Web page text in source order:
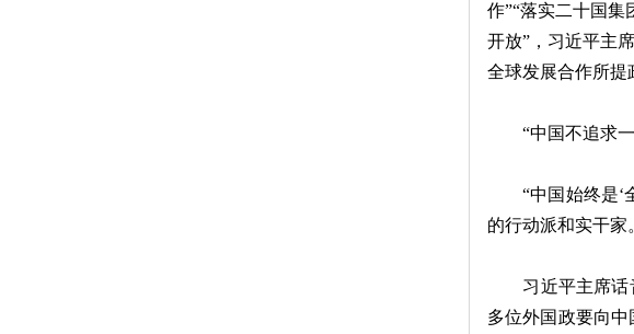
作”“落实二十国集
开放”，习近平主
全球发展合作所提
“中国不追求一
“中国始终是‘全
的行动派和实干家
习近平主席话音
多位外国政要向